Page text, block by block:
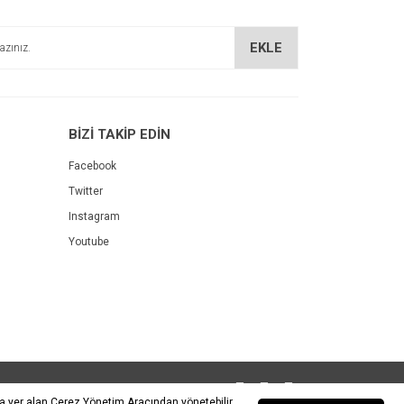
EKLE
BİZİ TAKİP EDİN
Facebook
Twitter
Instagram
Youtube